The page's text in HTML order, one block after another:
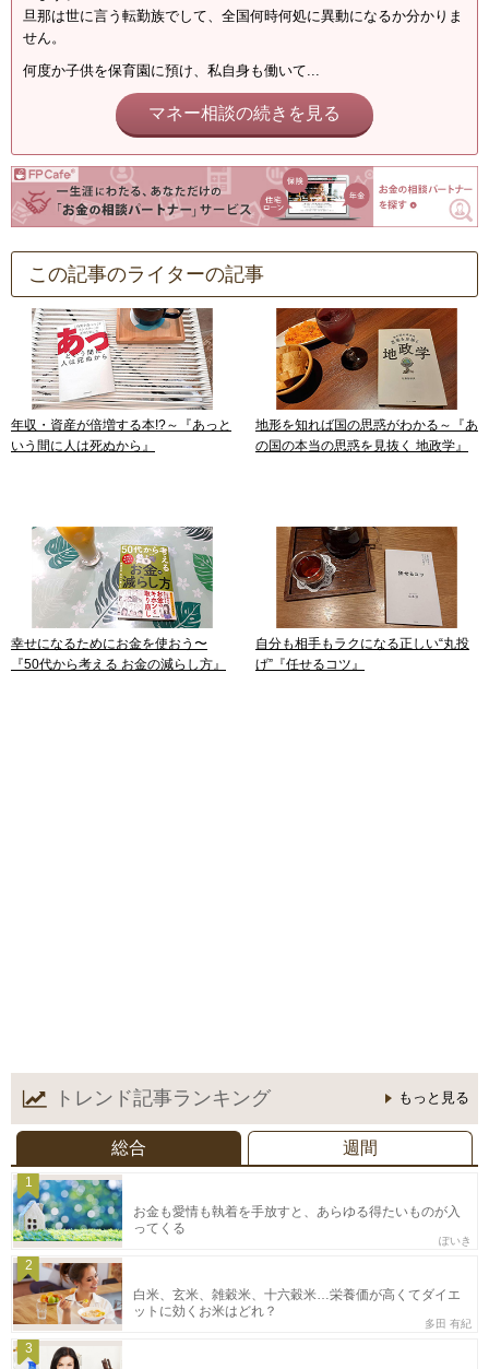
旦那は世に言う転勤族でして、全国何時何処に異動になるか分かりま
せん。
何度か子供を保育園に預け、私自身も働いて...
マネー相談の続きを見る
この記事のライターの記事
年収・資産が倍増する本!?～『あっと
いう間に人は死ぬから』
地形を知れば国の思惑がわかる～『あ
の国の本当の思惑を見抜く 地政学』
幸せになるためにお金を使おう〜
『50代から考える お金の減らし方』
自分も相手もラクになる正しい“丸投
げ”『任せるコツ』
トレンド記事ランキング もっと見る
総合 週間
1
お金も愛情も執着を手放すと、あらゆる得たいものが入
ってくる
ぽいき
2
白米、玄米、雑穀米、十六穀米…栄養価が高くてダイエ
ットに効くお米はどれ？
多田 有紀
3